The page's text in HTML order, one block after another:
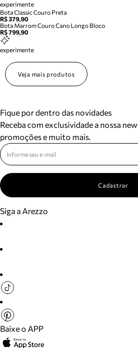
experimente
Bota Classic Couro Preta
R$ 379,90
Bota Marrom Couro Cano Longo Bloco
R$ 799,90
experimente
Veja mais produtos
Fique por dentro das novidades
Receba com exclusividade a nossa
promoções e muito mais.
Cadastrar
Siga a Arezzo
Baixe o APP